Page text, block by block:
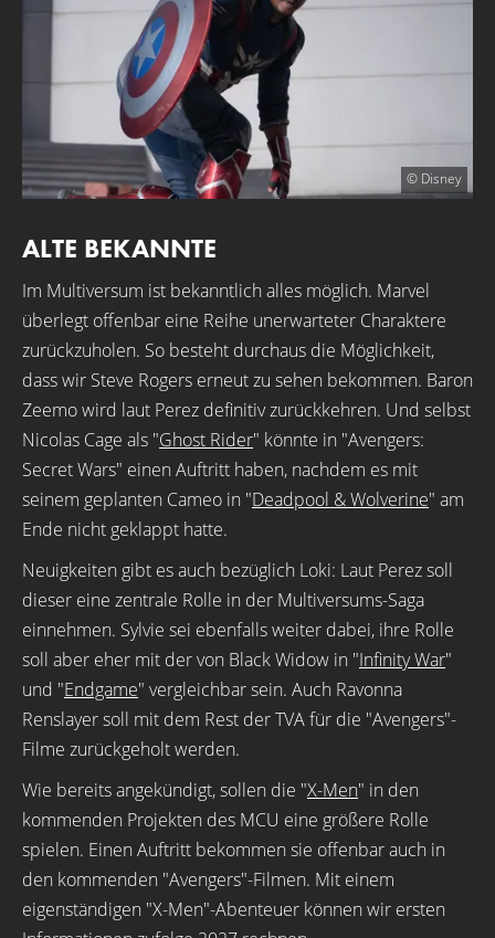
© Disney
ALTE BEKANNTE
Im Multiversum ist bekanntlich alles möglich. Marvel
überlegt offenbar eine Reihe unerwarteter Charaktere
zurückzuholen. So besteht durchaus die Möglichkeit,
dass wir Steve Rogers erneut zu sehen bekommen. Baron
Zeemo wird laut Perez definitiv zurückkehren. Und selbst
Nicolas Cage als "Ghost Rider" könnte in "Avengers:
Secret Wars" einen Auftritt haben, nachdem es mit
seinem geplanten Cameo in "Deadpool & Wolverine" am
Ende nicht geklappt hatte.
Neuigkeiten gibt es auch bezüglich Loki: Laut Perez soll
dieser eine zentrale Rolle in der Multiversums-Saga
einnehmen. Sylvie sei ebenfalls weiter dabei, ihre Rolle
soll aber eher mit der von Black Widow in "Infinity War"
und "Endgame" vergleichbar sein. Auch Ravonna
Renslayer soll mit dem Rest der TVA für die "Avengers"-
Filme zurückgeholt werden.
Wie bereits angekündigt, sollen die "X-Men" in den
kommenden Projekten des MCU eine größere Rolle
spielen. Einen Auftritt bekommen sie offenbar auch in
den kommenden "Avengers"-Filmen. Mit einem
eigenständigen "X-Men"-Abenteuer können wir ersten